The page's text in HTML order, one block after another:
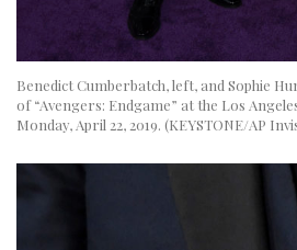
Benedict Cumberbatch, left, and Sophie
of “Avengers: Endgame” at the Los
Monday, April 22, 2019. (KEYSTONE/AP